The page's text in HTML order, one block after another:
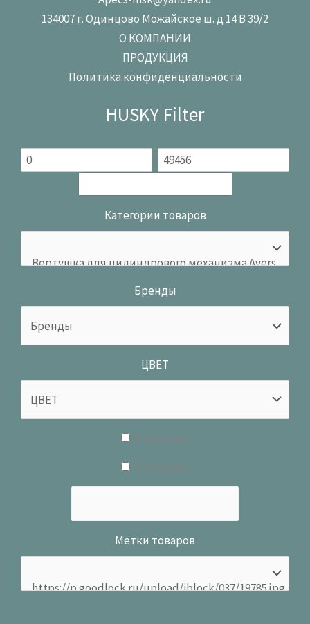
134007 г. Одинцово Можайское ш. д 14 В 39/2
О КОМПАНИИ
ПРОДУКЦИЯ
Политика конфиденциальности
HUSKY Filter
Категории товаров
Бренды
ЦВЕТ
Метки товаров